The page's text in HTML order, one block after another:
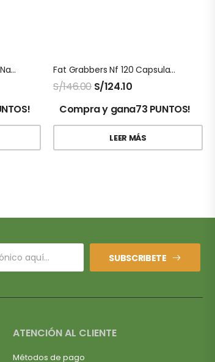
Alj Capsulas 100 Capsulas Natures Sunshine Fat Grabbers Nf 120 Capsulas Natures Sunshine
S/146.00 S/124.10
Compra y gana73 PUNTOS!
LEER MÁS
SUBSCRIBETE
ATENCIÓN AL CLIENTE
Métodos de pago